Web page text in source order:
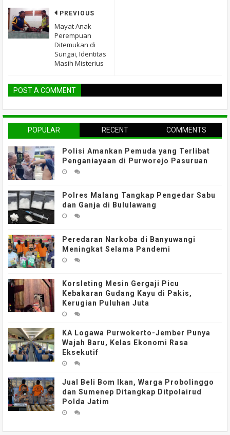
PREVIOUS
Mayat Anak
Perempuan
Ditemukan di
Sungai, Identitas
Masih Misterius
POST A COMMENT
POPULAR RECENT COMMENTS
Polisi Amankan Pemuda yang Terlibat
Penganiayaan di Purworejo Pasuruan
Polres Malang Tangkap Pengedar Sabu
dan Ganja di Bululawang
Peredaran Narkoba di Banyuwangi
Meningkat Selama Pandemi
Korsleting Mesin Gergaji Picu
Kebakaran Gudang Kayu di Pakis,
Kerugian Puluhan Juta
KA Logawa Purwokerto-Jember Punya
Wajah Baru, Kelas Ekonomi Rasa
Eksekutif
Jual Beli Bom Ikan, Warga Probolinggo
dan Sumenep Ditangkap Ditpolairud
Polda Jatim